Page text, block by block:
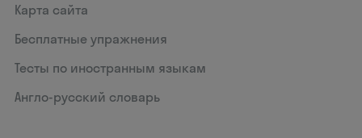
Карта сайта
Бесплатные упражнения
Тесты по иностранным языкам
Англо-русский словарь